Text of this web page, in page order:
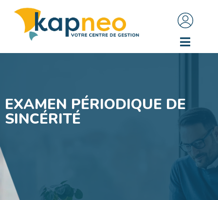
EXAMEN PÉRIODIQUE DE
SINCÉRITÉ